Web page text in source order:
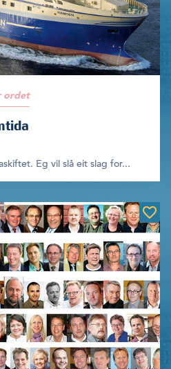
ordet
Eg vil slå eit slag for...